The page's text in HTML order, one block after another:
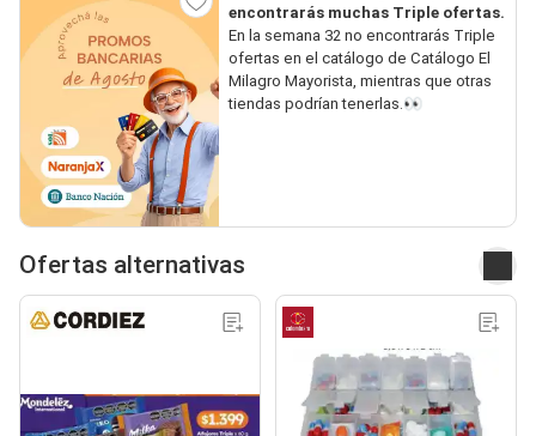
encontrarás muchas Triple ofertas.
En la semana 32 no encontrarás Triple
ofertas en el catálogo de Catálogo El
Milagro Mayorista, mientras que otras
tiendas podrían tenerlas.👀
Ofertas alternativas